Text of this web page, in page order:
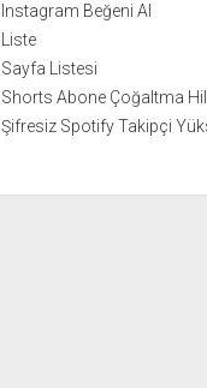
Instagram Beğeni Al
Liste
Sayfa Listesi
Shorts Abone Çoğaltma
Şifresiz Spotify Takipçi